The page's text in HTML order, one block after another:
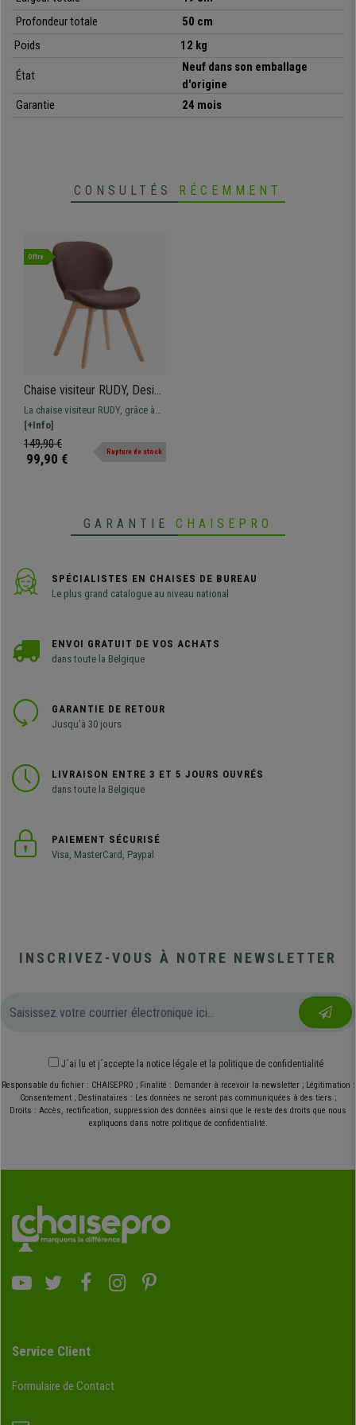
utilisation quotidienne.
unprix très intéressant
. Ne perdez pas de temps ! Choisissez la couleur
qui s’accordera le mieux à votre espace, et passez commande en
• Pieds solides en bois de hêtre
Profondeur totale
50 cm
Poids
12 kg
État
Neuf dans son emballage
d'origine
Garantie
24 mois
CONSULTÉS RÉCEMMENT
Offre
Chaise visiteur RUDY, Design
Scandinave, Pieds en Bois
de Hêtre, en Tissu, Marron
La chaise visiteur RUDY, grâce à
son design moderne et son
rembourrage confortable, est le
modèle idéal pour meubler votre
[+Info]
149,90 €
99,90 € Rupture de stock
GARANTIE CHAISEPRO
SPÉCIALISTES EN CHAISES DE BUREAU
Le plus grand catalogue au niveau national
ENVOI GRATUIT DE VOS ACHATS
dans toute la Belgique
GARANTIE DE RETOUR
Jusqu'à 30 jours
LIVRAISON ENTRE 3 ET 5 JOURS OUVRÉS
dans toute la Belgique
PAIEMENT SÉCURISÉ
Visa, MasterCard, Paypal
INSCRIVEZ-VOUS À NOTRE NEWSLETTER
J´ai lu et j´accepte la notice légale et la politique de confidentialité
Responsable du fichier : CHAISEPRO ; Finalité : Demander à recevoir la newsletter ; Légitimation :
Consentement ; Destinataires : Les données ne seront pas communiquées à des tiers ;
Droits : Accès, rectification, suppression des données ainsi que le reste des droits que nous
expliquons dans notre politique de confidentialité.
Service Client
Formulaire de Contact